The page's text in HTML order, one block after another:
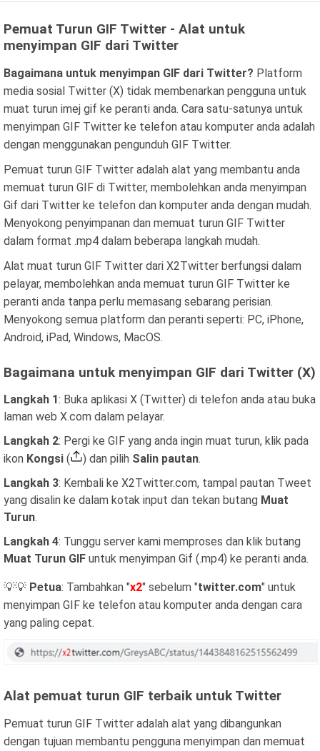
Pemuat Turun GIF Twitter - Alat untuk
menyimpan GIF dari Twitter
Bagaimana untuk menyimpan GIF dari Twitter? Platform
media sosial Twitter (X) tidak membenarkan pengguna untuk
muat turun imej gif ke peranti anda. Cara satu-satunya untuk
menyimpan GIF Twitter ke telefon atau komputer anda adalah
dengan menggunakan pengunduh GIF Twitter.
Pemuat turun GIF Twitter adalah alat yang membantu anda
memuat turun GIF di Twitter, membolehkan anda menyimpan
Gif dari Twitter ke telefon dan komputer anda dengan mudah.
Menyokong penyimpanan dan memuat turun GIF Twitter
dalam format .mp4 dalam beberapa langkah mudah.
Alat muat turun GIF Twitter dari X2Twitter berfungsi dalam
pelayar, membolehkan anda memuat turun GIF Twitter ke
peranti anda tanpa perlu memasang sebarang perisian.
Menyokong semua platform dan peranti seperti: PC, iPhone,
Android, iPad, Windows, MacOS.
Bagaimana untuk menyimpan GIF dari Twitter (X)
Langkah 1: Buka aplikasi X (Twitter) di telefon anda atau buka
laman web X.com dalam pelayar.
Langkah 2: Pergi ke GIF yang anda ingin muat turun, klik pada
ikon Kongsi ( ) dan pilih Salin pautan.
Langkah 3: Kembali ke X2Twitter.com, tampal pautan Tweet
yang disalin ke dalam kotak input dan tekan butang Muat
Turun.
Langkah 4: Tunggu server kami memproses dan klik butang
Muat Turun GIF untuk menyimpan Gif (.mp4) ke peranti anda.
💡💡 Petua: Tambahkan "x2" sebelum "twitter.com" untuk
menyimpan GIF ke telefon atau komputer anda dengan cara
yang paling cepat.
Alat pemuat turun GIF terbaik untuk Twitter
Pemuat turun GIF Twitter adalah alat yang dibangunkan
dengan tujuan membantu pengguna menyimpan dan memuat